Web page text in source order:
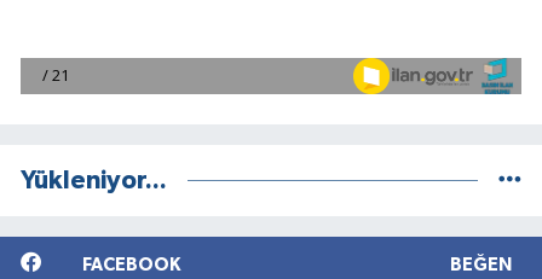
Yükleniyor...
FACEBOOK BEĞEN